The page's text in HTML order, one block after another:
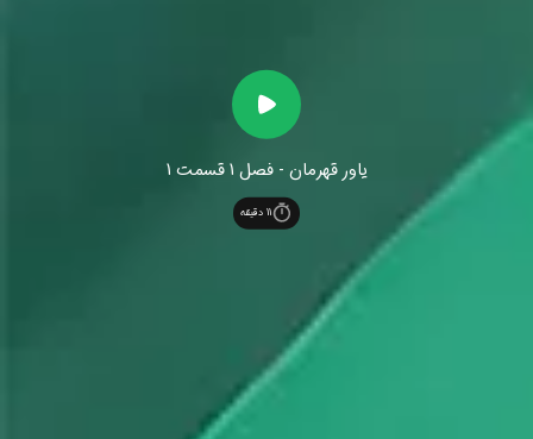
یاور قهرمان - فصل 1 قسمت 1
11 دقیقه